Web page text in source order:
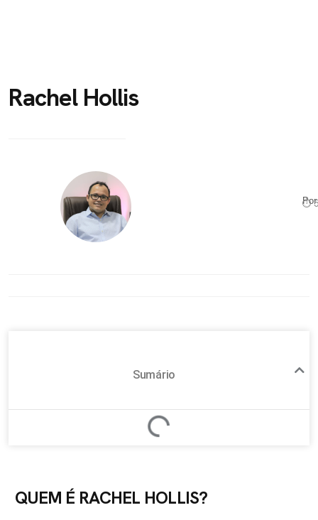
Rachel Hollis
⏱
Sumário
QUEM É RACHEL HOLLIS?